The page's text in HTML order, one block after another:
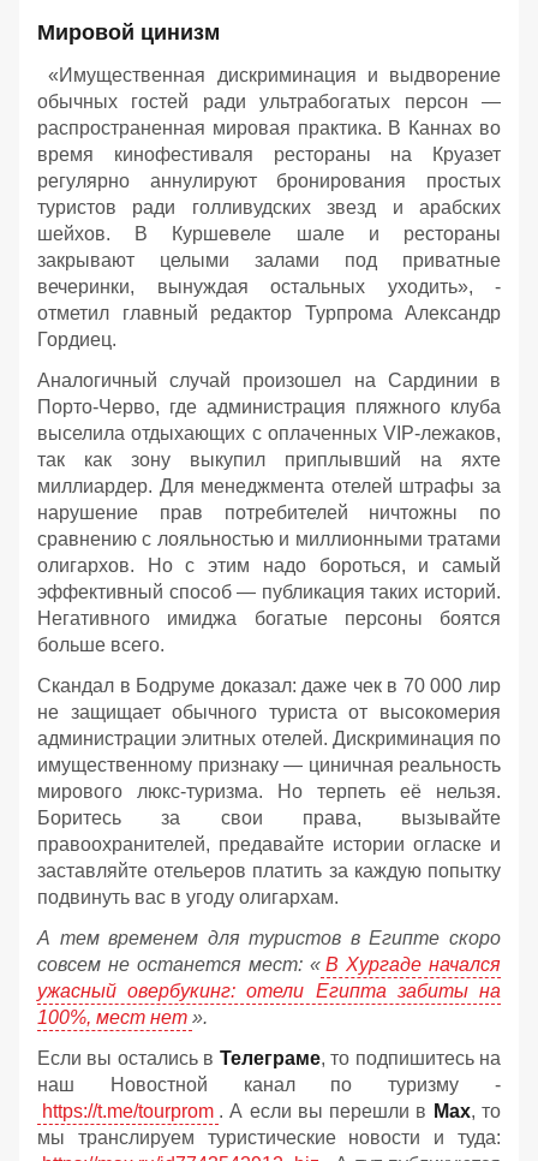
Мировой цинизм
«Имущественная дискриминация и выдворение
обычных гостей ради ультрабогатых персон —
распространенная мировая практика. В Каннах во
время кинофестиваля рестораны на Круазет
регулярно аннулируют бронирования простых
туристов ради голливудских звезд и арабских
шейхов. В Куршевеле шале и рестораны
закрывают целыми залами под приватные
вечеринки, вынуждая остальных уходить», -
отметил главный редактор Турпрома Александр
Гордиец.
Аналогичный случай произошел на Сардинии в
Порто-Черво, где администрация пляжного клуба
выселила отдыхающих с оплаченных VIP-лежаков,
так как зону выкупил приплывший на яхте
миллиардер. Для менеджмента отелей штрафы за
нарушение прав потребителей ничтожны по
сравнению с лояльностью и миллионными тратами
олигархов. Но с этим надо бороться, и самый
эффективный способ — публикация таких историй.
Негативного имиджа богатые персоны боятся
больше всего.
Скандал в Бодруме доказал: даже чек в 70 000 лир
не защищает обычного туриста от высокомерия
администрации элитных отелей. Дискриминация по
имущественному признаку — циничная реальность
мирового люкс-туризма. Но терпеть её нельзя.
Боритесь за свои права, вызывайте
правоохранителей, предавайте истории огласке и
заставляйте отельеров платить за каждую попытку
подвинуть вас в угоду олигархам.
А тем временем для туристов в Египте скоро
совсем не останется мест: « В Хургаде начался
ужасный овербукинг: отели Египта забиты на
100%, мест нет ».
Если вы остались в Телеграме, то подпишитесь на
наш Новостной канал по туризму -
https://t.me/tourprom . А если вы перешли в Мах, то
мы транслируем туристические новости и туда: